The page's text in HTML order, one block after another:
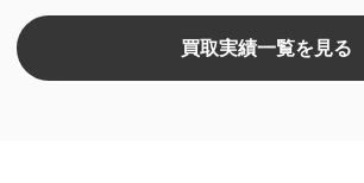
買取実績一覧を見る